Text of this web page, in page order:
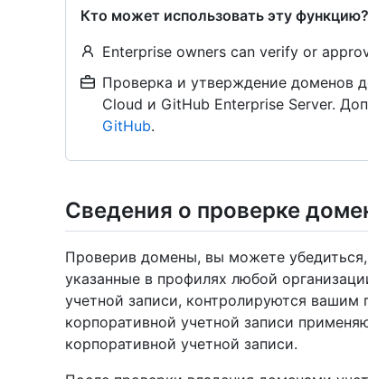
Кто может использовать эту функцию?
Enterprise owners can verify or
Проверка и утверждение доменов
Cloud и GitHub Enterprise Server.
GitHub.
Сведения о проверке
Проверив домены, вы можете
указанные в профилях любой
учетной записи, контролируются
корпоративной учетной записи
корпоративной учетной записи.